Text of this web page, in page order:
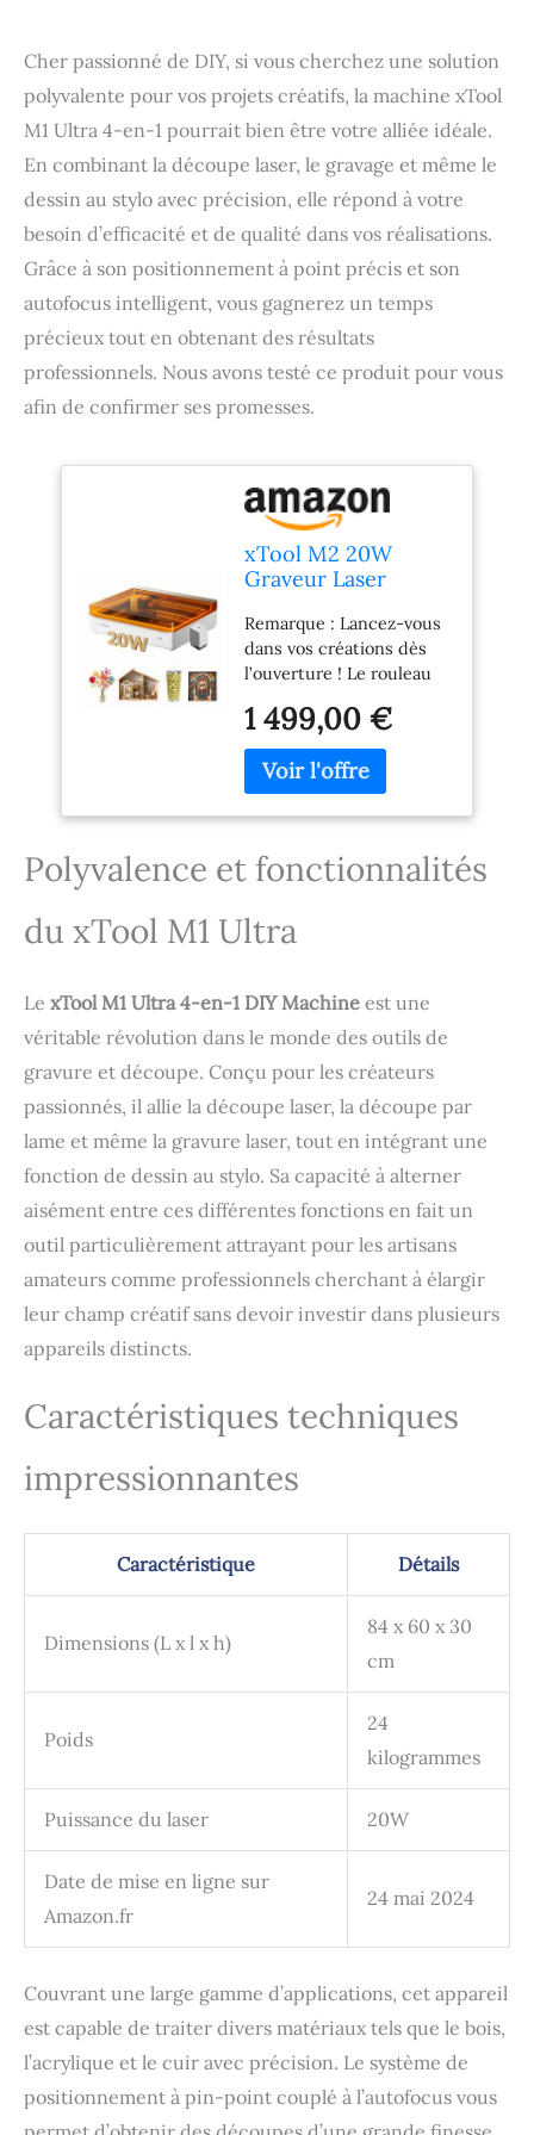
Cher passionné de DIY, si vous cherchez une solution
polyvalente pour vos projets créatifs, la machine xTool
M1 Ultra 4-en-1 pourrait bien être votre alliée idéale.
En combinant la découpe laser, le gravage et même le
dessin au stylo avec précision, elle répond à votre
besoin d’efficacité et de qualité dans vos réalisations.
Grâce à son positionnement à point précis et son
autofocus intelligent, vous gagnerez un temps
précieux tout en obtenant des résultats
professionnels. Nous avons testé ce produit pour vous
afin de confirmer ses promesses.
xTool M2 20W
Graveur Laser
Gravure Laser avec
Jet d'encre CMJN,
Double Caméra,
Fermé Classe 1,
Idéal pour Stickers
DIY sur Bois,
Acrylique, Papier,
Remarque : Lancez-vous
dans vos créations dès
l’ouverture ! Le rouleau
inclus dans cette
version, vendu
séparément en
accessoire optionnel.
【Polyvalence Ultime】 :
créatif couleur kit est
innovante à double
mode. Il est compatible
pour de futures
éclatantes. Facile de
transformer les 300+
matériaux — carton,
feutre, cuir, bois, etc. —
en véritables chefs-
d'œuvre. Profitez d'une
impression en couleur
(module requis), d'une
découpe de précision et
d'une gravure
sein d'un flux de travail
fluide et intégré.
【Création Intelligente
M2 Machine de gravure
rapprochée. Soutenue
par la technologie ACS,
elle fusionne cette vision
mouvements pour une
», garantissant une haute
précision tout en
gaspillage de matériaux.
【Sûr et Idéal pour
Créateurs & DIY
Intéressants】 : Design
Classe 1 et surveillance
une utilisation
domestique en toute
sécurité. Ce graveur laser
bois metal et verre est
Parfait pour les
autocollants, les
1 499,00 €
Polyvalence et fonctionnalités
du xTool M1 Ultra
Le xTool M1 Ultra 4-en-1 DIY Machine est une
véritable révolution dans le monde des outils de
gravure et découpe. Conçu pour les créateurs
passionnés, il allie la découpe laser, la découpe par
lame et même la gravure laser, tout en intégrant une
fonction de dessin au stylo. Sa capacité à alterner
aisément entre ces différentes fonctions en fait un
outil particulièrement attrayant pour les artisans
amateurs comme professionnels cherchant à élargir
leur champ créatif sans devoir investir dans plusieurs
appareils distincts.
Caractéristiques techniques
impressionnantes
Caractéristique Détails
Dimensions (L x l x h)
84 x 60 x 30
cm
Poids
24
kilogrammes
Puissance du laser 20W
Date de mise en ligne sur
Amazon.fr
24 mai 2024
Couvrant une large gamme d’applications, cet appareil
est capable de traiter divers matériaux tels que le bois,
l’acrylique et le cuir avec précision. Le système de
positionnement à pin-point couplé à l’autofocus vous